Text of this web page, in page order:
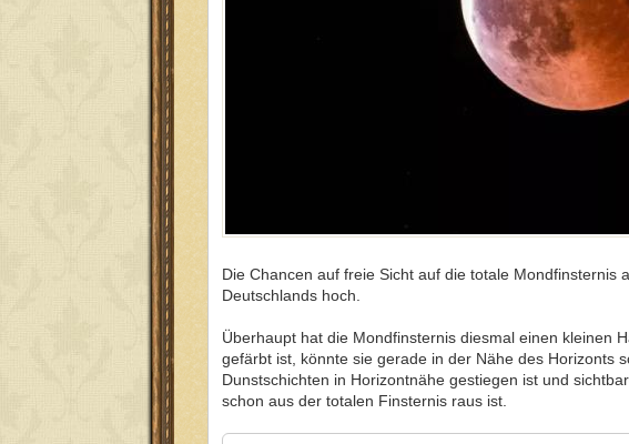
Die Chancen auf freie Sicht auf die totale
Deutschlands hoch.
Überhaupt hat die Mondfinsternis diesmal einen kleinen
gefärbt ist, könnte sie gerade in der Nähe des Horizonts
Dunstschichten in Horizontnähe gestiegen ist und
schon aus der totalen Finsternis raus ist.